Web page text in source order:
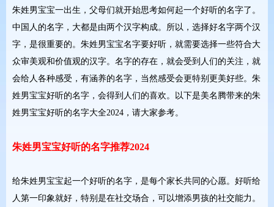
朱姓男宝宝一出生，父母们就开始思考如何起一个好听的名字了。
中国人的名字，大都是由两个汉字构成。所以，选择好名字两个汉
字，是很重要的。朱姓男宝宝名字要好听，就需要选择一些符合大
众审美观和价值观的汉字。名字的存在，就会受到人们的关注，就
会给人各种感受，有涵养的名字，当然感受会更特别更美好些。朱
姓男宝宝好听的名字，会得到人们的喜欢。以下是美名腾带来的朱
姓男宝宝好听的名字大全2024，请大家参考。
朱姓男宝宝好听的名字推荐2024
给朱姓男宝宝起一个好听的名字，是每个家长共同的心愿。好听给
人第一印象就好，特别是在社交场合，可以增添男孩的社交能力。